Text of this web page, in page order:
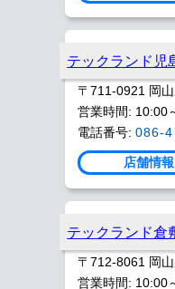
テックランド児
〒711-0921 岡
営業時間: 10:00
電話番号: 086-
店舗情
テックランド倉
〒712-8061 岡
営業時間: 10:00